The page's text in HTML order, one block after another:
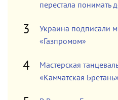
перестала понимать
Украина подписали
«Газпромом»
Мастерская
«Камчатская Бретань»